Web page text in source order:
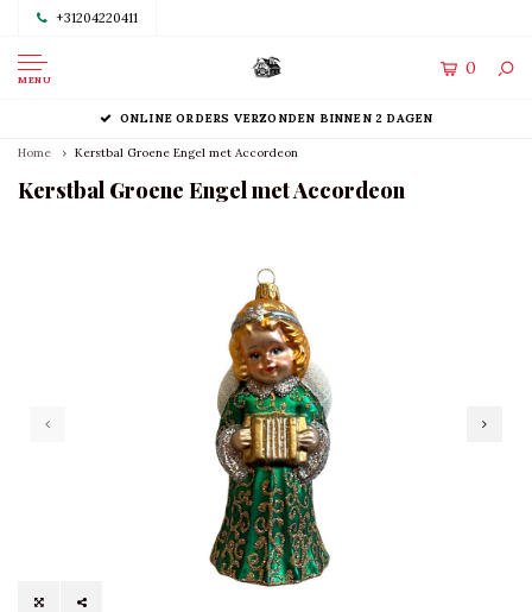
+31204220411
MENU
0
ONLINE ORDERS VERZONDEN BINNEN 2 DAGEN
Home Kerstbal Groene Engel met Accordeon
Kerstbal Groene Engel met Accordeon